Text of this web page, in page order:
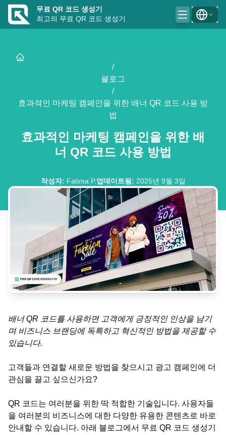
무료 QR 코드 생성기
최고의 무료 QR 코드 생성기
/
블로그
/
효과적인 마케팅 캠페인을 위한 배너 QR 코드 사용 방
법
효과적인 마케팅 캠페인을 위한 배
너 QR 코드 사용 방법
작성자: Fatima P.업데이트됨 : 2025년 9월 3일
배너 QR 코드를 사용하면 고객에게 긍정적인 인상을 남기
며 비즈니스 브랜딩에 독특하고 혁신적인 방법을 제공할 수
있습니다.
고객들과 연결할 새로운 방법을 찾으시고 광고 캠페인에 더
관심을 끌고 싶으신가요?
QR 코드는 여러분을 위한 딱 적합한 기술입니다. 사용자들
을 여러분의 비즈니스에 대한 다양한 유용한 콘텐츠로 바로
안내할 수 있습니다. 아래 블로그에서 무료 QR 코드 생성기